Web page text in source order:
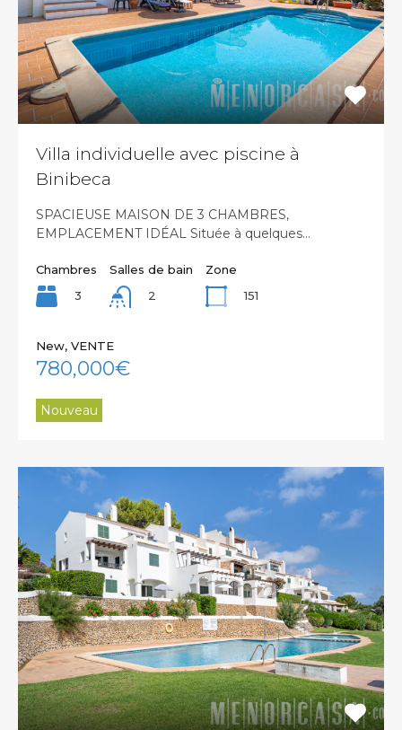
Villa individuelle avec piscine à
Binibeca
SPACIEUSE MAISON DE 3 CHAMBRES,
EMPLACEMENT IDÉAL Située à quelques…
Chambres
3
Salles de bain
2
Zone
151
New, VENTE
780,000€
Nouveau